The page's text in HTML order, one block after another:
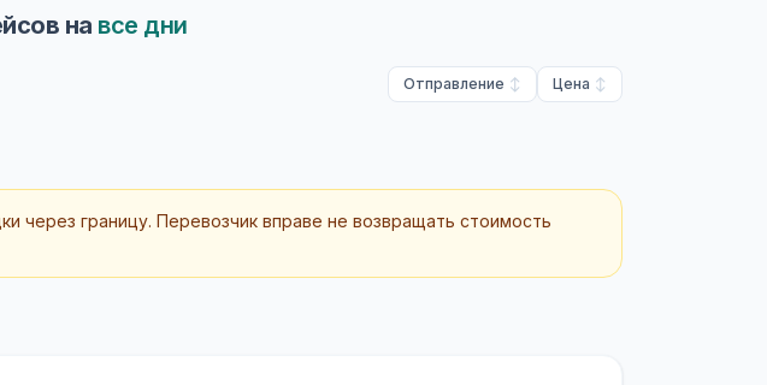
на все дни
Отправление Цена
границу. Перевозчик вправе не возвращать стоимость